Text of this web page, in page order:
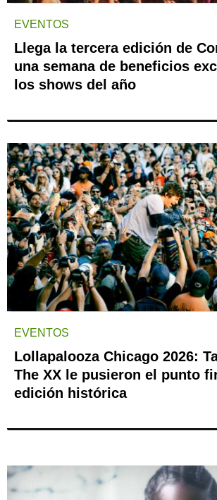
EVENTOS
Llega la tercera edición de
una semana de beneficios
los shows del año
EVENTOS
Lollapalooza Chicago 2026:
The XX le pusieron el punto
edición histórica